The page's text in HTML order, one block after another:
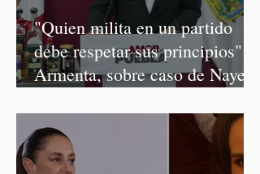
"Quien milita en un partido
debe respetar sus principios":
Armenta, sobre caso de Nayeli